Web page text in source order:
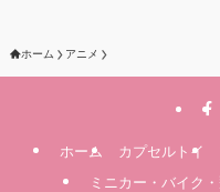
ホーム アニメ
ホーム カプセルトイ
ミニカー・バイク